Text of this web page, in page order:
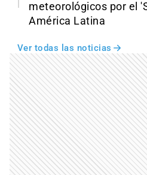
meteorológicos por el
América Latina
Ver todas las noticias